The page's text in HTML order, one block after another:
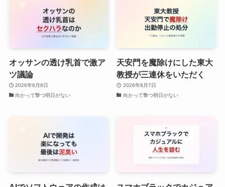
オッサンの透け乳首で激ア
ツ議論
2026年8月8日
向かって撃つ明日がない
天安門を魔除けにした東大
教授が三連休をいただく
2026年8月7日
向かって撃つ明日がない